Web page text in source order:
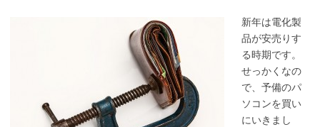
新年は電化製
品が安売りす
る時期です。
せっかくなの
で、予備のパ
ソコンを買い
にいきまし